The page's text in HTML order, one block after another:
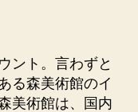
ント。言わずと
る森美術館のイ
美術館は、国内